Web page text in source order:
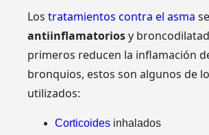
Lostratamientos contra el asma
antiinflamatoriosy
primeros reducen la inflamación
bronquios, estos son algunos de
utilizados:
Corticoides inhalados